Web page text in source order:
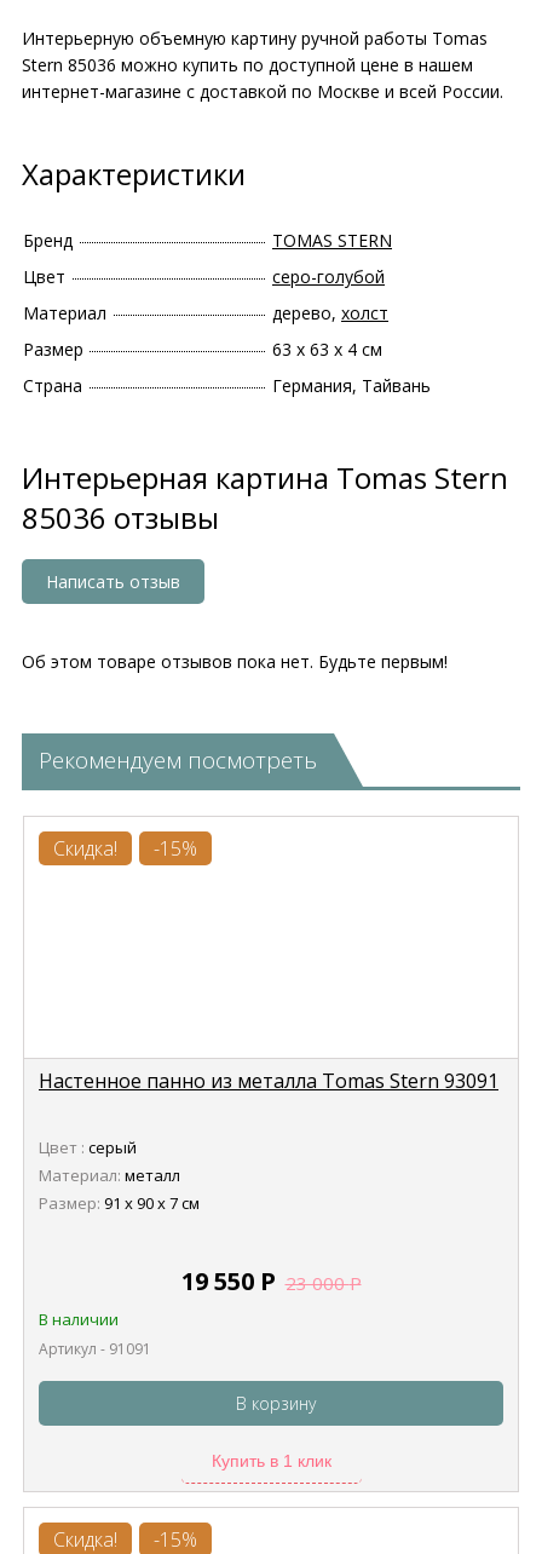
Интерьерную объемную картину ручной работы Tomas
Stern 85036 можно купить по доступной цене в нашем
интернет-магазине с доставкой по Москве и всей России.
Характеристики
Бренд
TOMAS STERN
Цвет
серо-голубой
Материал
дерево, холст
Размер
63 х 63 х 4 см
Страна
Германия, Тайвань
Интерьерная картина Tomas Stern
85036 отзывы
Написать отзыв
Об этом товаре отзывов пока нет. Будьте первым!
Рекомендуем посмотреть
Скидка! -15%
Настенное панно из металла Tomas Stern 93091
Цвет : серый
Материал: металл
Размер: 91 х 90 х 7 см
19 550 Р 23 000Р
В наличии
Артикул - 91091
В корзину
Купить в 1 клик
Скидка! -15%